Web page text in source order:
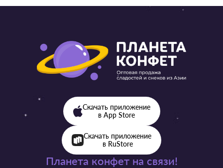
Планета конфет на связи!
Скачать приложение
в App Store
Скачать приложение
в RuStore